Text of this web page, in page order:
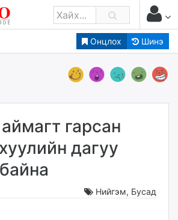
Онцлох Шинэ
гарсан
дагуу
Нийгэм, Бусад